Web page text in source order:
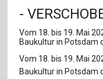
Produkte
Werben
Service
-
Vom 18. bis 19. Mai
Baukultur in Potsdam
Vom 18. bis 19. Mai
Baukultur in Potsdam